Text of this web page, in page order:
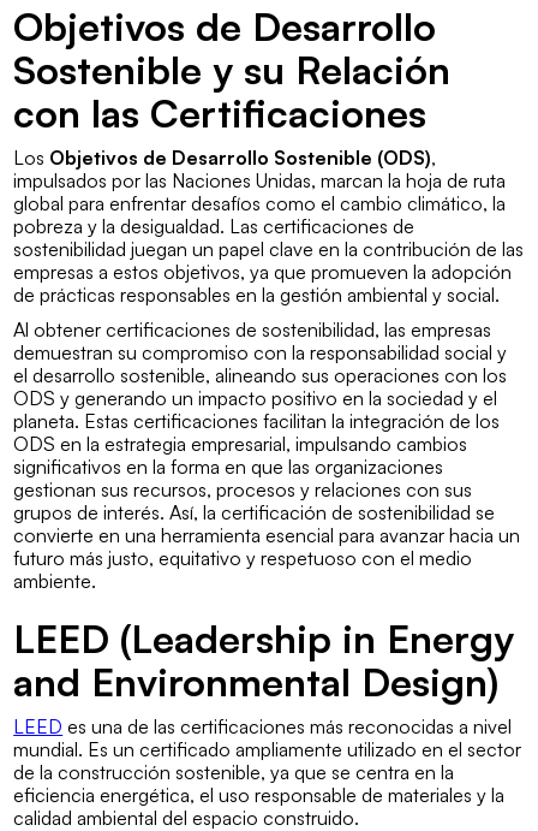
Objetivos de Desarrollo
Sostenible y su Relación
con las Certificaciones
Los Objetivos de Desarrollo Sostenible (ODS),
impulsados por las Naciones Unidas, marcan la hoja de ruta
global para enfrentar desafíos como el cambio climático, la
pobreza y la desigualdad. Las certificaciones de
sostenibilidad juegan un papel clave en la contribución de las
empresas a estos objetivos, ya que promueven la adopción
de prácticas responsables en la gestión ambiental y social.
Al obtener certificaciones de sostenibilidad, las empresas
demuestran su compromiso con la responsabilidad social y
el desarrollo sostenible, alineando sus operaciones con los
ODS y generando un impacto positivo en la sociedad y el
planeta. Estas certificaciones facilitan la integración de los
ODS en la estrategia empresarial, impulsando cambios
significativos en la forma en que las organizaciones
gestionan sus recursos, procesos y relaciones con sus
grupos de interés. Así, la certificación de sostenibilidad se
convierte en una herramienta esencial para avanzar hacia un
futuro más justo, equitativo y respetuoso con el medio
ambiente.
LEED (Leadership in Energy
and Environmental Design)
LEED es una de las certificaciones más reconocidas a nivel
mundial. Es un certificado ampliamente utilizado en el sector
de la construcción sostenible, ya que se centra en la
eficiencia energética, el uso responsable de materiales y la
calidad ambiental del espacio construido.